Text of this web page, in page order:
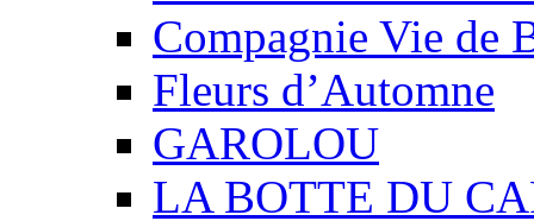
Compagnie Vie de
Fleurs d’Automne
GAROLOU
LA BOTTE DU